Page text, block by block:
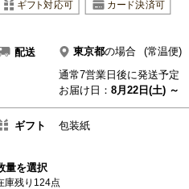
配送 東京都の場合
(常温便)
通常7営業日後に発送予定
お届け日： 8月22日(土) ～
ギフト 包装紙
量を選択
庫残り124点